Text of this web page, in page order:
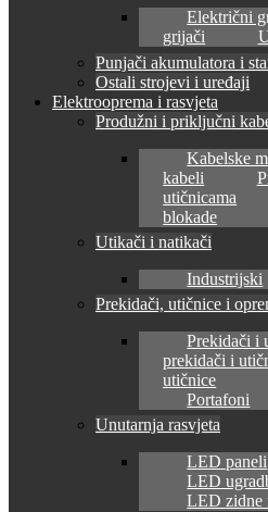
Električni
grijači
Punjači akumulatora i
Ostali strojevi i uređaji
Elektrooprema i rasvjeta
Produžni i priključni
Kabelske
kabeli
utičnicama
blokade
Utikači i natikači
Industrijski
Prekidači, utičnice i
Prekidači i
prekidači i
utičnice
Portafoni
Unutarnja rasvjeta
LED paneli
LED
LED zidne